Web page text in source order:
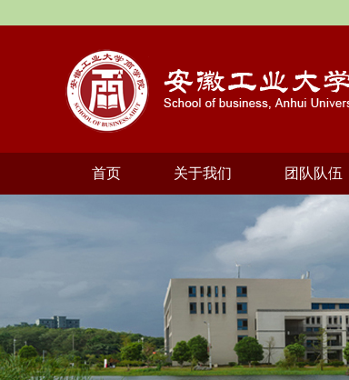
首页 关于我们 团队队伍